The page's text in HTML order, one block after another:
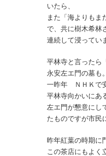
いたら、
また「海よりもま
で、共に樹木希林
連続して浸ってい
平林寺と言ったら
永安左エ門の墓も。
一昨年 ＮＨＫで
平林寺向かいにあ
左エ門が懇意にし
たものですが市民
昨年紅葉の時期に
この茶店にもよく